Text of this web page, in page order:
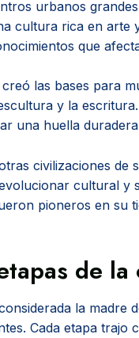
urbanos
cultura rica en arte
que
las bases para
y la
una huella
civilizaciones de
cultural y
pioneros en su
de la
la madre
Cada etapa trajo